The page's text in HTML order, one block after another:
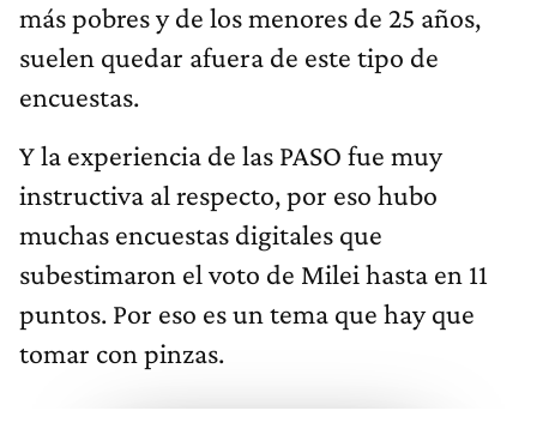
más pobres y de los menores de 25 años,
suelen quedar afuera de este tipo de
encuestas.
Y la experiencia de las PASO fue muy
instructiva al respecto, por eso hubo
muchas encuestas digitales que
subestimaron el voto de Milei hasta en 11
puntos. Por eso es un tema que hay que
tomar con pinzas.